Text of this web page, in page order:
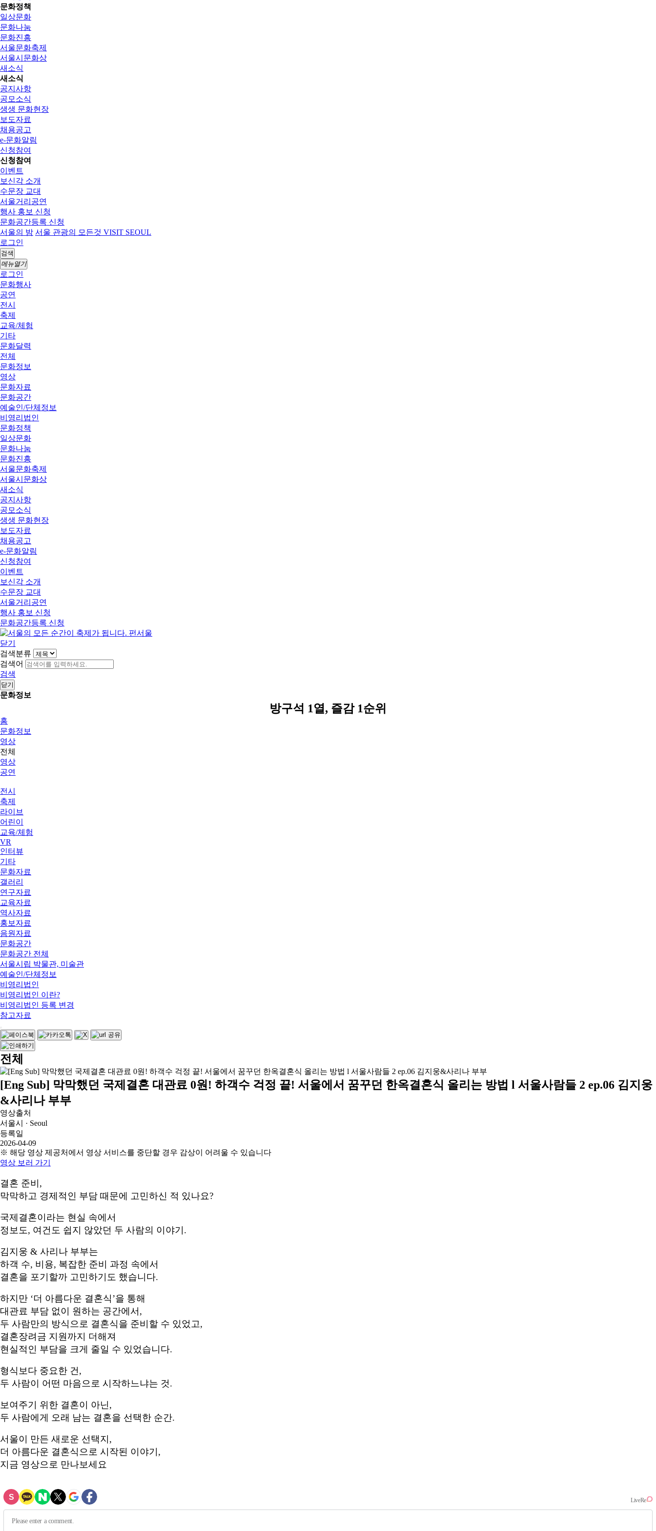
문화정책
일상문화
문화나눔
문화진흥
서울문화축제
서울시문화상
새소식
새소식
공지사항
공모소식
생생 문화현장
보도자료
채용공고
e-문화알림
신청참여
신청참여
이벤트
보신각 소개
수문장 교대
서울거리공연
행사 홍보 신청
문화공간등록 신청
서울의 밤 서울 관광의 모든것 VISIT SEOUL
로그인
검색
메뉴열기
로그인
문화행사
공연
전시
축제
교육/체험
기타
문화달력
전체
문화정보
영상
문화자료
문화공간
예술인/단체정보
비영리법인
문화정책
일상문화
문화나눔
문화진흥
서울문화축제
서울시문화상
새소식
공지사항
공모소식
생생 문화현장
보도자료
채용공고
e-문화알림
신청참여
이벤트
보신각 소개
수문장 교대
서울거리공연
행사 홍보 신청
문화공간등록 신청
닫기
검색분류
검색어
검색
닫기
문화정보
방구석 1열, 즐감 1순위
홈
문화정보
영상
전체
영상
공연
전시
축제
라이브
어린이
교육/체험
VR
인터뷰
기타
문화자료
갤러리
연구자료
교육자료
역사자료
홍보자료
음원자료
문화공간
문화공간 전체
서울시립 박물관, 미술관
예술인/단체정보
비영리법인
비영리법인 이란?
비영리법인 등록 변경
참고자료
전체
[Eng Sub] 막막했던 국제결혼 대관료 0원! 하객수 걱정 끝! 서울에서 꿈꾸던 한옥결혼식 올리는 방법 l 서울사람들 2 ep.06 김지웅
&사리나 부부
영상출처
서울시 · Seoul
등록일
2026-04-09
※ 해당 영상 제공처에서 영상 서비스를 중단할 경우 감상이 어려울 수 있습니다
영상 보러 가기
결혼 준비,
막막하고 경제적인 부담 때문에 고민하신 적 있나요?
국제결혼이라는 현실 속에서
정보도, 여건도 쉽지 않았던 두 사람의 이야기.
김지웅 & 사리나 부부는
하객 수, 비용, 복잡한 준비 과정 속에서
결혼을 포기할까 고민하기도 했습니다.
하지만 ‘더 아름다운 결혼식’을 통해
대관료 부담 없이 원하는 공간에서,
두 사람만의 방식으로 결혼식을 준비할 수 있었고,
결혼장려금 지원까지 더해져
현실적인 부담을 크게 줄일 수 있었습니다.
형식보다 중요한 건,
두 사람이 어떤 마음으로 시작하느냐는 것.
보여주기 위한 결혼이 아닌,
두 사람에게 오래 남는 결혼을 선택한 순간.
서울이 만든 새로운 선택지,
더 아름다운 결혼식으로 시작된 이야기,
지금 영상으로 만나보세요